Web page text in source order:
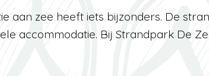
aan zee heeft iets bijzonders. De
accommodatie. Bij Strandpark De